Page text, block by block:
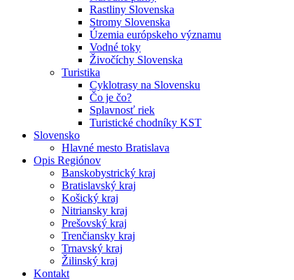
Rastliny Slovenska
Stromy Slovenska
Územia európskeho významu
Vodné toky
Živočíchy Slovenska
Turistika
Cyklotrasy na Slovensku
Čo je čo?
Splavnosť riek
Turistické chodníky KST
Slovensko
Hlavné mesto Bratislava
Opis Regiónov
Banskobystrický kraj
Bratislavský kraj
Košický kraj
Nitriansky kraj
Prešovský kraj
Trenčiansky kraj
Trnavský kraj
Žilinský kraj
Kontakt